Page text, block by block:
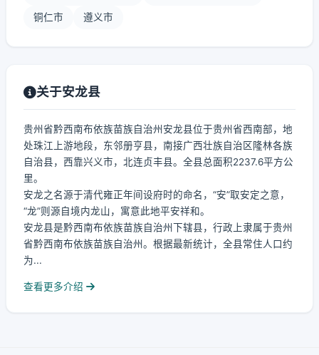
铜仁市 遵义市
关于安龙县
贵州省黔西南布依族苗族自治州安龙县位于贵州省西南部，地
处珠江上游地段，东邻册亨县，南接广西壮族自治区隆林各族
自治县，西靠兴义市，北连贞丰县。全县总面积2237.6平方公
里。
安龙之名源于清代雍正年间设府时的命名，“安”取安定之意，
“龙”则源自境内龙山，寓意此地平安祥和。
安龙县是黔西南布依族苗族自治州下辖县，行政上隶属于贵州
省黔西南布依族苗族自治州。根据最新统计，全县常住人口约
为...
查看更多介绍